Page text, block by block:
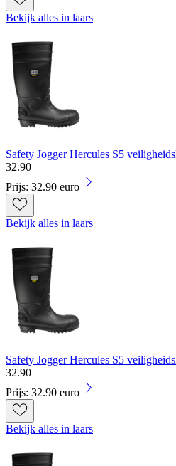
Bekijk alles in laars
Safety Jogger Hercules S5
32.90
Prijs: 32.90 euro
Bekijk alles in laars
Safety Jogger Hercules S5
32.90
Prijs: 32.90 euro
Bekijk alles in laars